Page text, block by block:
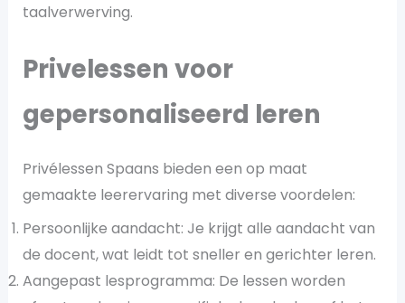
taalverwerving.
Privelessen voor
gepersonaliseerd leren
Privélessen Spaans bieden een op maat
gemaakte leerervaring met diverse voordelen:
Persoonlijke aandacht: Je krijgt alle aandacht van
de docent, wat leidt tot sneller en gerichter leren​.
Aangepast lesprogramma: De lessen worden